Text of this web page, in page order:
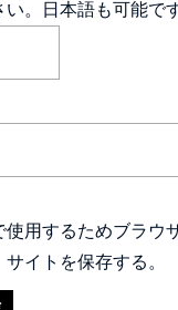
い。日本語も可能で
用するためブラウ
イトを保存する。